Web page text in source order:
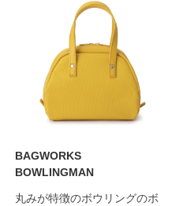
BAGWORKS
BOWLINGMAN
丸みが特徴のボウリングのボ